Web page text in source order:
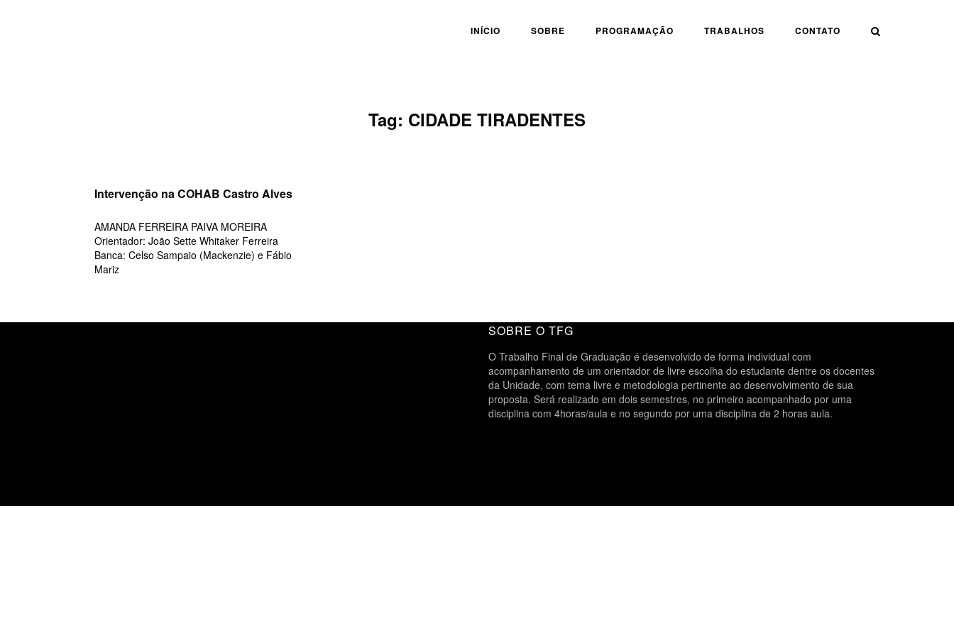
INÍCIO SOBRE PROGRAMAÇÃO TRABALHOS CONTATO
Tag: CIDADE TIRADENTES
Intervenção na COHAB Castro Alves
AMANDA FERREIRA PAIVA MOREIRA
Orientador: João Sette Whitaker Ferreira
Banca: Celso Sampaio (Mackenzie) e Fábio
Mariz
SOBRE O TFG
O Trabalho Final de Graduação é desenvolvido de forma individual com
acompanhamento de um orientador de livre escolha do estudante dentre os docentes
da Unidade, com tema livre e metodologia pertinente ao desenvolvimento de sua
proposta. Será realizado em dois semestres, no primeiro acompanhado por uma
disciplina com 4horas/aula e no segundo por uma disciplina de 2 horas aula.